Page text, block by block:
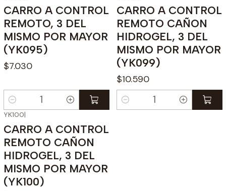
CARRO A CONTROL
REMOTO, 3 DEL
MISMO POR MAYOR
(YK095)
$7.030
Cantidad
CARRO A CONTROL
REMOTO CAÑON
HIDROGEL, 3 DEL
MISMO POR MAYOR
(YK099)
$10.590
Cantidad
YK100|
CARRO A CONTROL
REMOTO CAÑON
HIDROGEL, 3 DEL
MISMO POR MAYOR
(YK100)